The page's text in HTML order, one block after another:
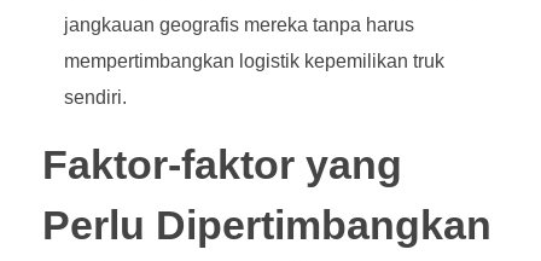
jangkauan geografis mereka tanpa harus
mempertimbangkan logistik kepemilikan truk
sendiri.
Faktor-faktor yang
Perlu Dipertimbangkan